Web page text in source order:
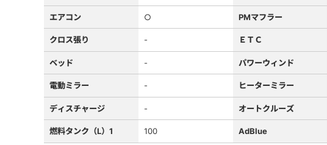
エアコン ○ PMマフラー
クロス張り - ＥＴＣ
ベッド - パワーウィンド
電動ミラー - ヒーターミラー
ディスチャージ - オートクルーズ
燃料タンク（L）1 100 AdBlue